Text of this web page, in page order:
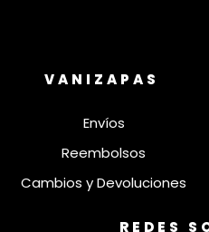
VANIZAPAS
Envíos
Reembolsos
Cambios y Devoluciones
REDES